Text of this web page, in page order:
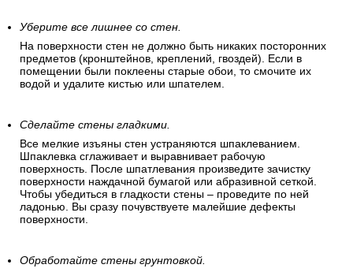
Уберите все лишнее со стен.
На поверхности стен не должно быть никаких посторонних
предметов (кронштейнов, креплений, гвоздей). Если в
помещении были поклеены старые обои, то смочите их
водой и удалите кистью или шпателем.
Сделайте стены гладкими.
Все мелкие изъяны стен устраняются шпаклеванием.
Шпаклевка сглаживает и выравнивает рабочую
поверхность. После шпатлевания произведите зачистку
поверхности наждачной бумагой или абразивной сеткой.
Чтобы убедиться в гладкости стены – проведите по ней
ладонью. Вы сразу почувствуете малейшие дефекты
поверхности.
Обработайте стены грунтовкой.